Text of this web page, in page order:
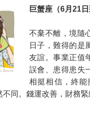
巨蟹座（6月21日
不棄不離，境隨
日子，難得的是
友誼。事業正值
誤會、患得患失
相挺相信，終能
同。錢運改善，財務緊